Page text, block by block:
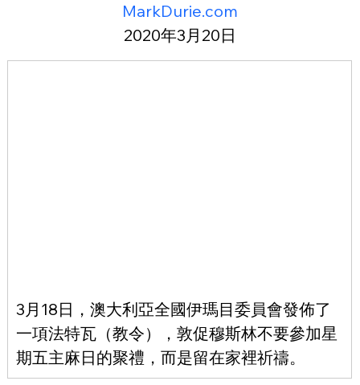
MarkDurie.com
2020年3月20日
3月18日，澳大利亞全國伊瑪目委員會發佈了
一項法特瓦（教令），敦促穆斯林不要參加星
期五主麻日的聚禮，而是留在家裡祈禱。